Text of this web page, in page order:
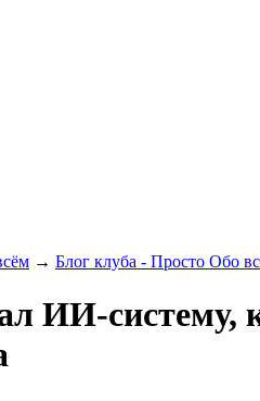
→ Блог клуба - Просто Обо
ИИ-систему,